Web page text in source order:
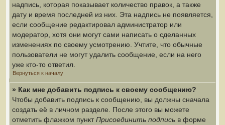
надпись, которая показывает количество правок, а также
дату и время последней из них. Эта надпись не появляется,
если сообщение редактировал администратор или
модератор, хотя они могут сами написать о сделанных
изменениях по своему усмотрению. Учтите, что обычные
пользователи не могут удалить сообщение, если на него
уже кто-то ответил.
Вернуться к началу
» Как мне добавить подпись к своему сообщению?
Чтобы добавить подпись к сообщению, вы должны сначала
создать её в личном разделе. После этого вы можете
отметить флажком пунктПрисоединить подпись в форме